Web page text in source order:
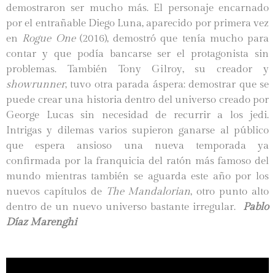
demostraron ser mucho más. El personaje encarnado
por el entrañable Diego Luna, aparecido por primera vez
en Rogue One(2016), demostró que tenía mucho para
contar y que podía bancarse ser el protagonista sin
problemas. También Tony Gilroy, su creador y
showrunner, tuvo otra parada áspera: demostrar que se
puede crear una historia dentro del universo creado por
George Lucas sin necesidad de recurrir a los jedi.
Intrigas y dilemas varios supieron ganarse al público
que espera ansioso una nueva temporada ya
confirmada por la franquicia del ratón más famoso del
mundo mientras también se aguarda este año por los
nuevos capítulos de The Mandalorian, otro punto alto
dentro de un nuevo universo bastante irregular. Pablo
Díaz Marenghi